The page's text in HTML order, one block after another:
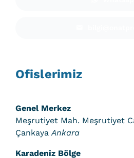
Ofislerimiz
Genel Merkez
Meşrutiyet Mah. Meşrutiyet
ÇankayaAnkara
Karadeniz Bölge